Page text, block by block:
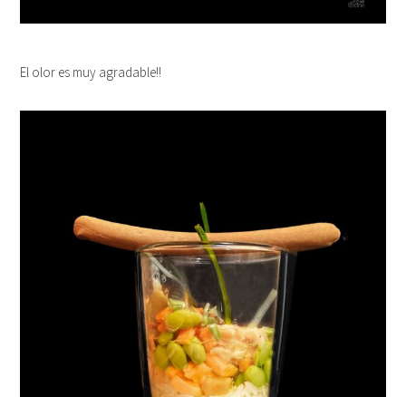
El olor es muy agradable!!